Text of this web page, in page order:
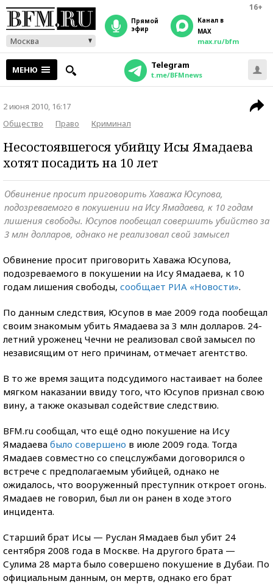
16+
Москва
прямой
эфир
Канал в
MAX
max.ru/bfm
МЕНЮ Telegram
t.me/BFMnews
2 июня 2010, 16:17
Общество
Право Криминал
Несостоявшегося убийцу Исы Ямадаева
хотят посадить на 10 лет
Обвинение просит приговорить Хаважа Юсупова,
подозреваемого в покушении на Ису Ямадаева, к 10 годам
лишения свободы. Юсупов пообещал совершить убийство за
3 млн долларов, однако не реализовал свой замысел
Обвинение просит приговорить Хаважа Юсупова,
подозреваемого в покушении на Ису Ямадаева, к 10
годам лишения свободы, сообщает РИА «Новости».
По данным следствия, Юсупов в мае 2009 года пообещал
своим знакомым убить Ямадаева за 3 млн долларов. 24-
летний уроженец Чечни не реализовал свой замысел по
независящим от него причинам, отмечает агентство.
В то же время защита подсудимого настаивает на более
мягком наказании ввиду того, что Юсупов признал свою
вину, а также оказывал содействие следствию.
BFM.ru сообщал, что ещё одно покушение на Ису
Ямадаева было совершено в июле 2009 года. Тогда
Ямадаев совместно со спецслужбами договорился о
встрече с предполагаемым убийцей, однако не
ожидалось, что вооруженный преступник откроет огонь.
Ямадаев не говорил, был ли он ранен в ходе этого
инцидента.
Старший брат Исы — Руслан Ямадаев был убит 24
сентября 2008 года в Москве. На другого брата —
Сулима 28 марта было совершено покушение в Дубаи. По
официальным данным, он мертв, однако его брат